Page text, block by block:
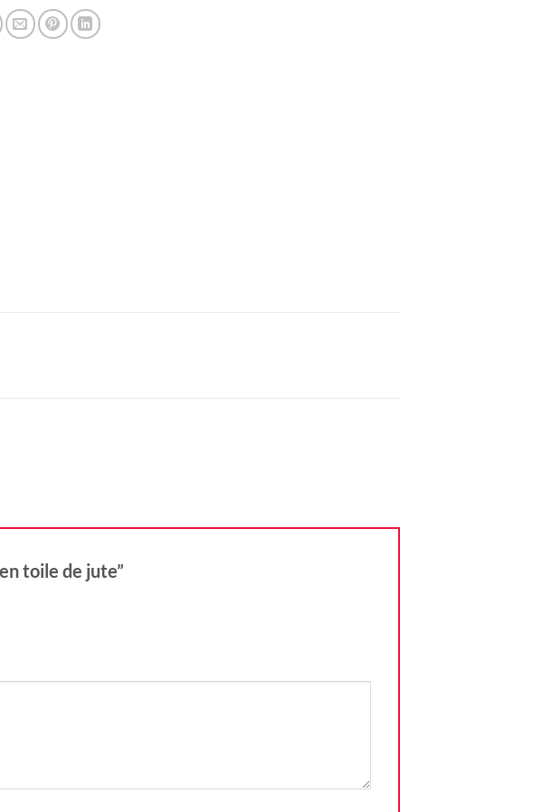
toile de jute”